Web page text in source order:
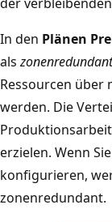
In den Plänen
alszonenredundant
Ressourcen
werden. Die
erzielen. Wenn
konfigurieren,
zonenredundant.